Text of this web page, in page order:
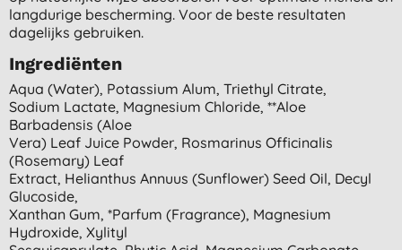
langdurige bescherming. Voor de beste resultaten
dagelijks gebruiken.
Ingrediënten
Aqua (water), Potassium Alum, Triethyl Citrate,
Sodium Lactate, Magnesium Chloride, **aloe
Barbadensis (aloe
Vera) Leaf Juice Powder, Rosmarinus Officinalis
(rosemary) Leaf
Extract, Helianthus Annuus (sunflower) Seed Oil, Decyl
Glucoside,
Xanthan Gum, *parfum (fragrance), Magnesium
Hydroxide, Xylityl